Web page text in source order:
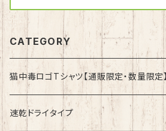
CATEGORY
猫中毒ロゴTシャツ【通販限定・数量限定】
速乾ドライタイプ
速乾ドライタイプ